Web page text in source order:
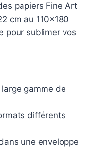
papiers Fine Art
cm au 110×180
pour sublimer vos
gamme de
différents
une enveloppe